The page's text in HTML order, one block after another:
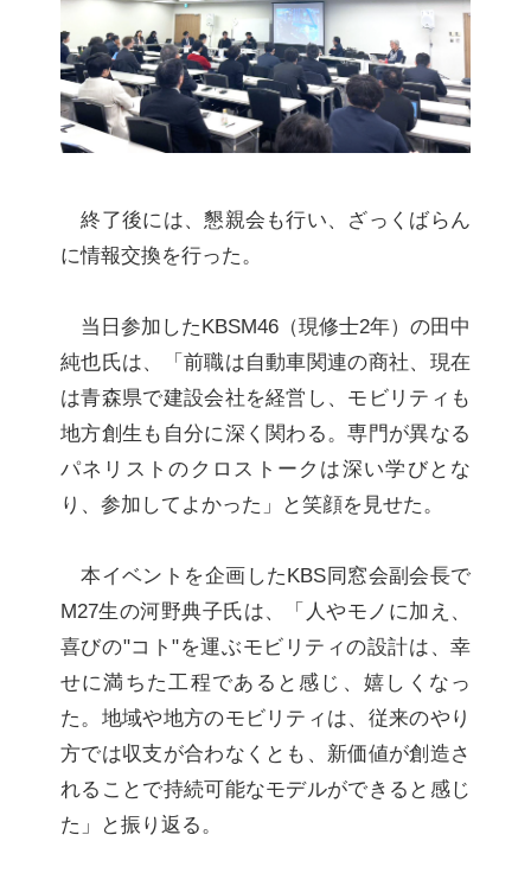
終了後には、懇親会も行い、ざっくばらん
に情報交換を行った。
当日参加したKBSM46（現修士2年）の田中
純也氏は、「前職は自動車関連の商社、現在
は青森県で建設会社を経営し、モビリティも
地方創生も自分に深く関わる。専門が異なる
パネリストのクロストークは深い学びとな
り、参加してよかった」と笑顔を見せた。
本イベントを企画したKBS同窓会副会長で
M27生の河野典子氏は、「人やモノに加え、
喜びの"コト"を運ぶモビリティの設計は、幸
せに満ちた工程であると感じ、嬉しくなっ
た。地域や地方のモビリティは、従来のやり
方では収支が合わなくとも、新価値が創造さ
れることで持続可能なモデルができると感じ
た」と振り返る。